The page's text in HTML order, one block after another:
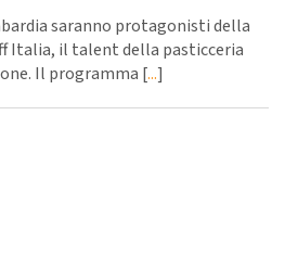
saranno protagonisti della
Italia, il talent della pasticceria
Il programma [...]